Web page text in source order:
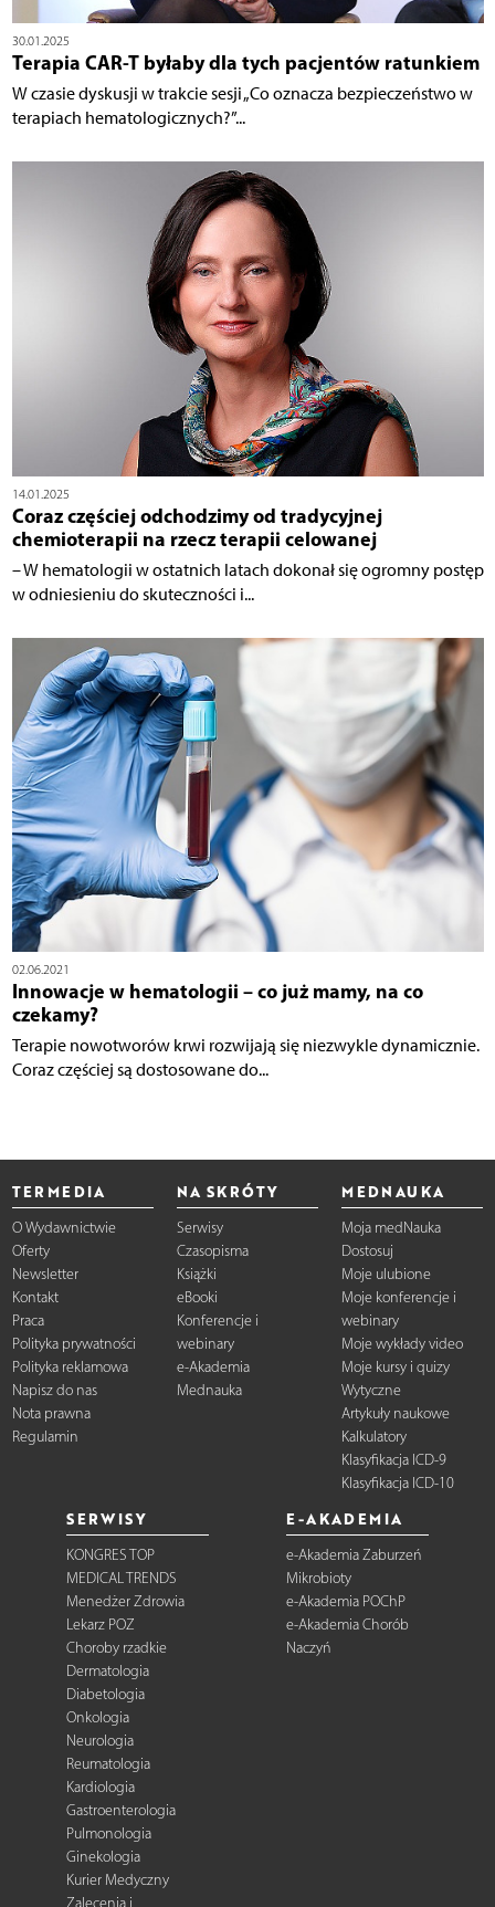
30.01.2025
Terapia CAR-T byłaby dla tych pacjentów ratunkiem
W czasie dyskusji w trakcie sesji „Co oznacza bezpieczeństwo w
terapiach hematologicznych?”...
14.01.2025
Coraz częściej odchodzimy od tradycyjnej
chemioterapii na rzecz terapii celowanej
– W hematologii w ostatnich latach dokonał się ogromny postęp
w odniesieniu do skuteczności i...
02.06.2021
Innowacje w hematologii – co już mamy, na co
czekamy?
Terapie nowotworów krwi rozwijają się niezwykle dynamicznie.
Coraz częściej są dostosowane do...
TERMEDIA
O Wydawnictwie
Oferty
Newsletter
Kontakt
Praca
Polityka prywatności
Polityka reklamowa
Napisz do nas
Nota prawna
Regulamin
NA SKRÓTY
Serwisy
Czasopisma
Książki
eBooki
Konferencje i
webinary
e-Akademia
Mednauka
MEDNAUKA
Moja medNauka
Dostosuj
Moje ulubione
Moje konferencje i
webinary
Moje wykłady video
Moje kursy i quizy
Wytyczne
Artykuły naukowe
Kalkulatory
Klasyfikacja ICD-9
Klasyfikacja ICD-10
SERWISY
KONGRES TOP
MEDICAL TRENDS
Menedżer Zdrowia
Lekarz POZ
Choroby rzadkie
Dermatologia
Diabetologia
Onkologia
Neurologia
Reumatologia
Kardiologia
Gastroenterologia
Pulmonologia
Ginekologia
Kurier Medyczny
E-AKADEMIA
e-Akademia Zaburzeń
Mikrobioty
e-Akademia POChP
e-Akademia Chorób
Naczyń